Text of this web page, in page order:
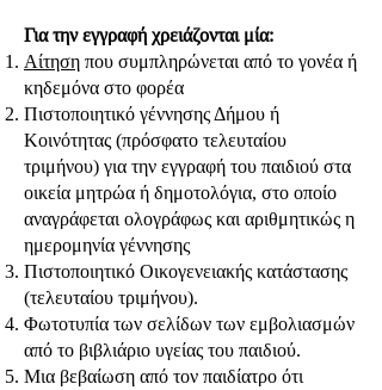
Για την εγγραφή χρειάζονται μία:
Αίτηση που συμπληρώνεται από το γονέα ή
κηδεμόνα στο φορέα
Πιστοποιητικό γέννησης Δήμου ή
Κοινότητας (πρόσφατο τελευταίου
τριμήνου) για την εγγραφή του παιδιού στα
οικεία μητρώα ή δημοτολόγια, στο οποίο
αναγράφεται ολογράφως και αριθμητικώς η
ημερομηνία γέννησης
Πιστοποιητικό Οικογενειακής κατάστασης
(τελευταίου τριμήνου).
Φωτοτυπία των σελίδων των εμβολιασμών
από το βιβλιάριο υγείας του παιδιού.
Μια βεβαίωση από τον παιδίατρο ότι